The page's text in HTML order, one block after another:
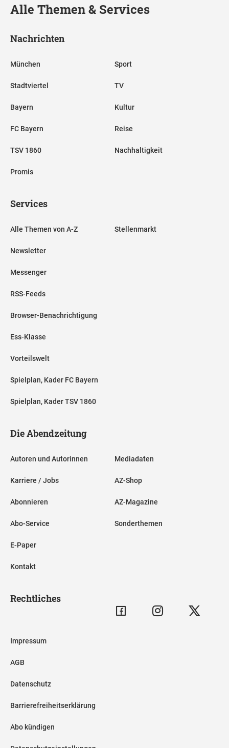
Alle Themen & Services
Nachrichten
München
Stadtviertel
Bayern
FC Bayern
TSV 1860
Promis
Sport
TV
Kultur
Reise
Nachhaltigkeit
Services
Alle Themen von A-Z
Newsletter
Messenger
RSS-Feeds
Browser-Benachrichtigung
Ess-Klasse
Vorteilswelt
Spielplan, Kader FC Bayern
Spielplan, Kader TSV 1860
Stellenmarkt
Die Abendzeitung
Autoren und Autorinnen
Karriere / Jobs
Abonnieren
Abo-Service
E-Paper
Kontakt
Mediadaten
AZ-Shop
AZ-Magazine
Sonderthemen
Rechtliches
Impressum
AGB
Datenschutz
Barrierefreiheitserklärung
Abo kündigen